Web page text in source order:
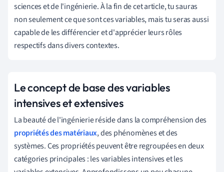
sciences et de l'ingénierie. À la fin de cet article, tu sauras
non seulement ce que sont ces variables, mais tu seras aussi
capable de les différencier et d'apprécier leurs rôles
respectifs dans divers contextes.
Le concept de base des variables
intensives et extensives
La beauté de l'ingénierie réside dans la compréhension des
propriétés des matériaux, des phénomènes et des
systèmes. Ces propriétés peuvent être regroupées en deux
catégories principales : les variables intensives et les